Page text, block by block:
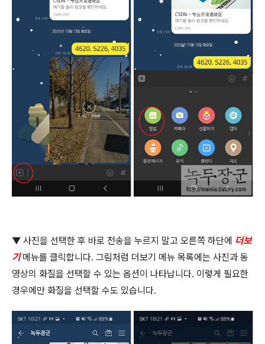
▼ 사진을 선택한 후 바로 전송을 누르지 말고 오른쪽 하단에 더보
기 메뉴를 클릭합니다. 그림처럼 더보기 메뉴 목록에는 사진과 동
영상의 화질을 선택할 수 있는 옵션이 나타납니다. 이렇게 필요한
경우에만 화질을 선택할 수도 있습니다.